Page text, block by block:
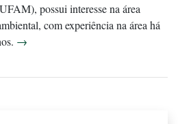
possui interesse na área
com experiência na área há
→